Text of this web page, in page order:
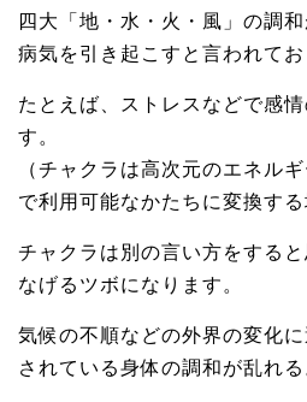
四大「地・水・火・風」の調
病気を引き起こすと言われてお
たとえば、ストレスなどで感
す。
（チャクラは高次元のエネル
で利用可能なかたちに変換する
チャクラは別の言い方をする
なげるツボになります。
気候の不順などの外界の変化
されている身体の調和が乱れる